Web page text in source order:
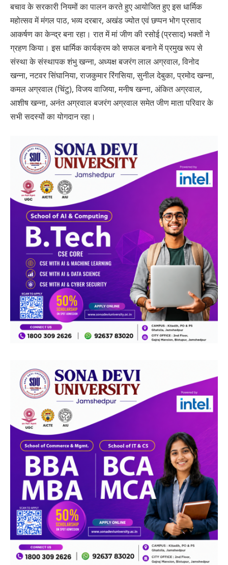
बचाव के सरकारी नियमों का पालन करते हुए आयोजित हुए इस धार्मिक
महोत्सव में मंगल पाठ, भव्य दरबार, अखंड ज्योत एवं छप्पन भोग प्रसाद
आकर्षण का केन्द्र बना रहा। रात में मां जीण की रसोई (प्रसाद) भक्तों ने
ग्रहण किया। इस धार्मिक कार्यक्रम को सफल बनाने में प्रमुख रूप से
संस्था के संस्थापक शंभु खन्ना, अध्यक्ष बजरंग लाल अग्रवाल, विनोद
खन्ना, नटवर सिंघानिया, राजकुमार रिंगसिया, सुनील देबुका, प्रमोद खन्ना,
कमल अग्रवाल (चिंटु), विजय वाजिया, मनीष खन्ना, अंकित अग्रवाल,
आशीष खन्ना, अनंत अग्रवाल बजरंग अग्रवाल समेत जीण माता परिवार के
सभी सदस्यों का योगदान रहा।